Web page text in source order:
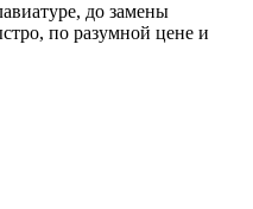
до замены
по разумной цене и